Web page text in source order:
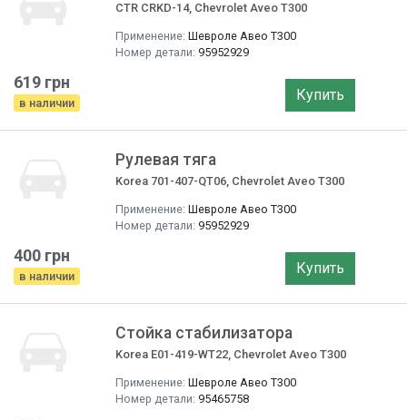
CTR CRKD-14, Chevrolet Aveo T300
Применение: Шевроле Авео T300
Номер детали: 95952929
619 грн
в наличии Купить
Рулевая тяга
Korea 701-407-QT06, Chevrolet Aveo T300
Применение: Шевроле Авео T300
Номер детали: 95952929
400 грн
в наличии Купить
Стойка стабилизатора
Korea E01-419-WT22, Chevrolet Aveo T300
Применение: Шевроле Авео T300
Номер детали: 95465758